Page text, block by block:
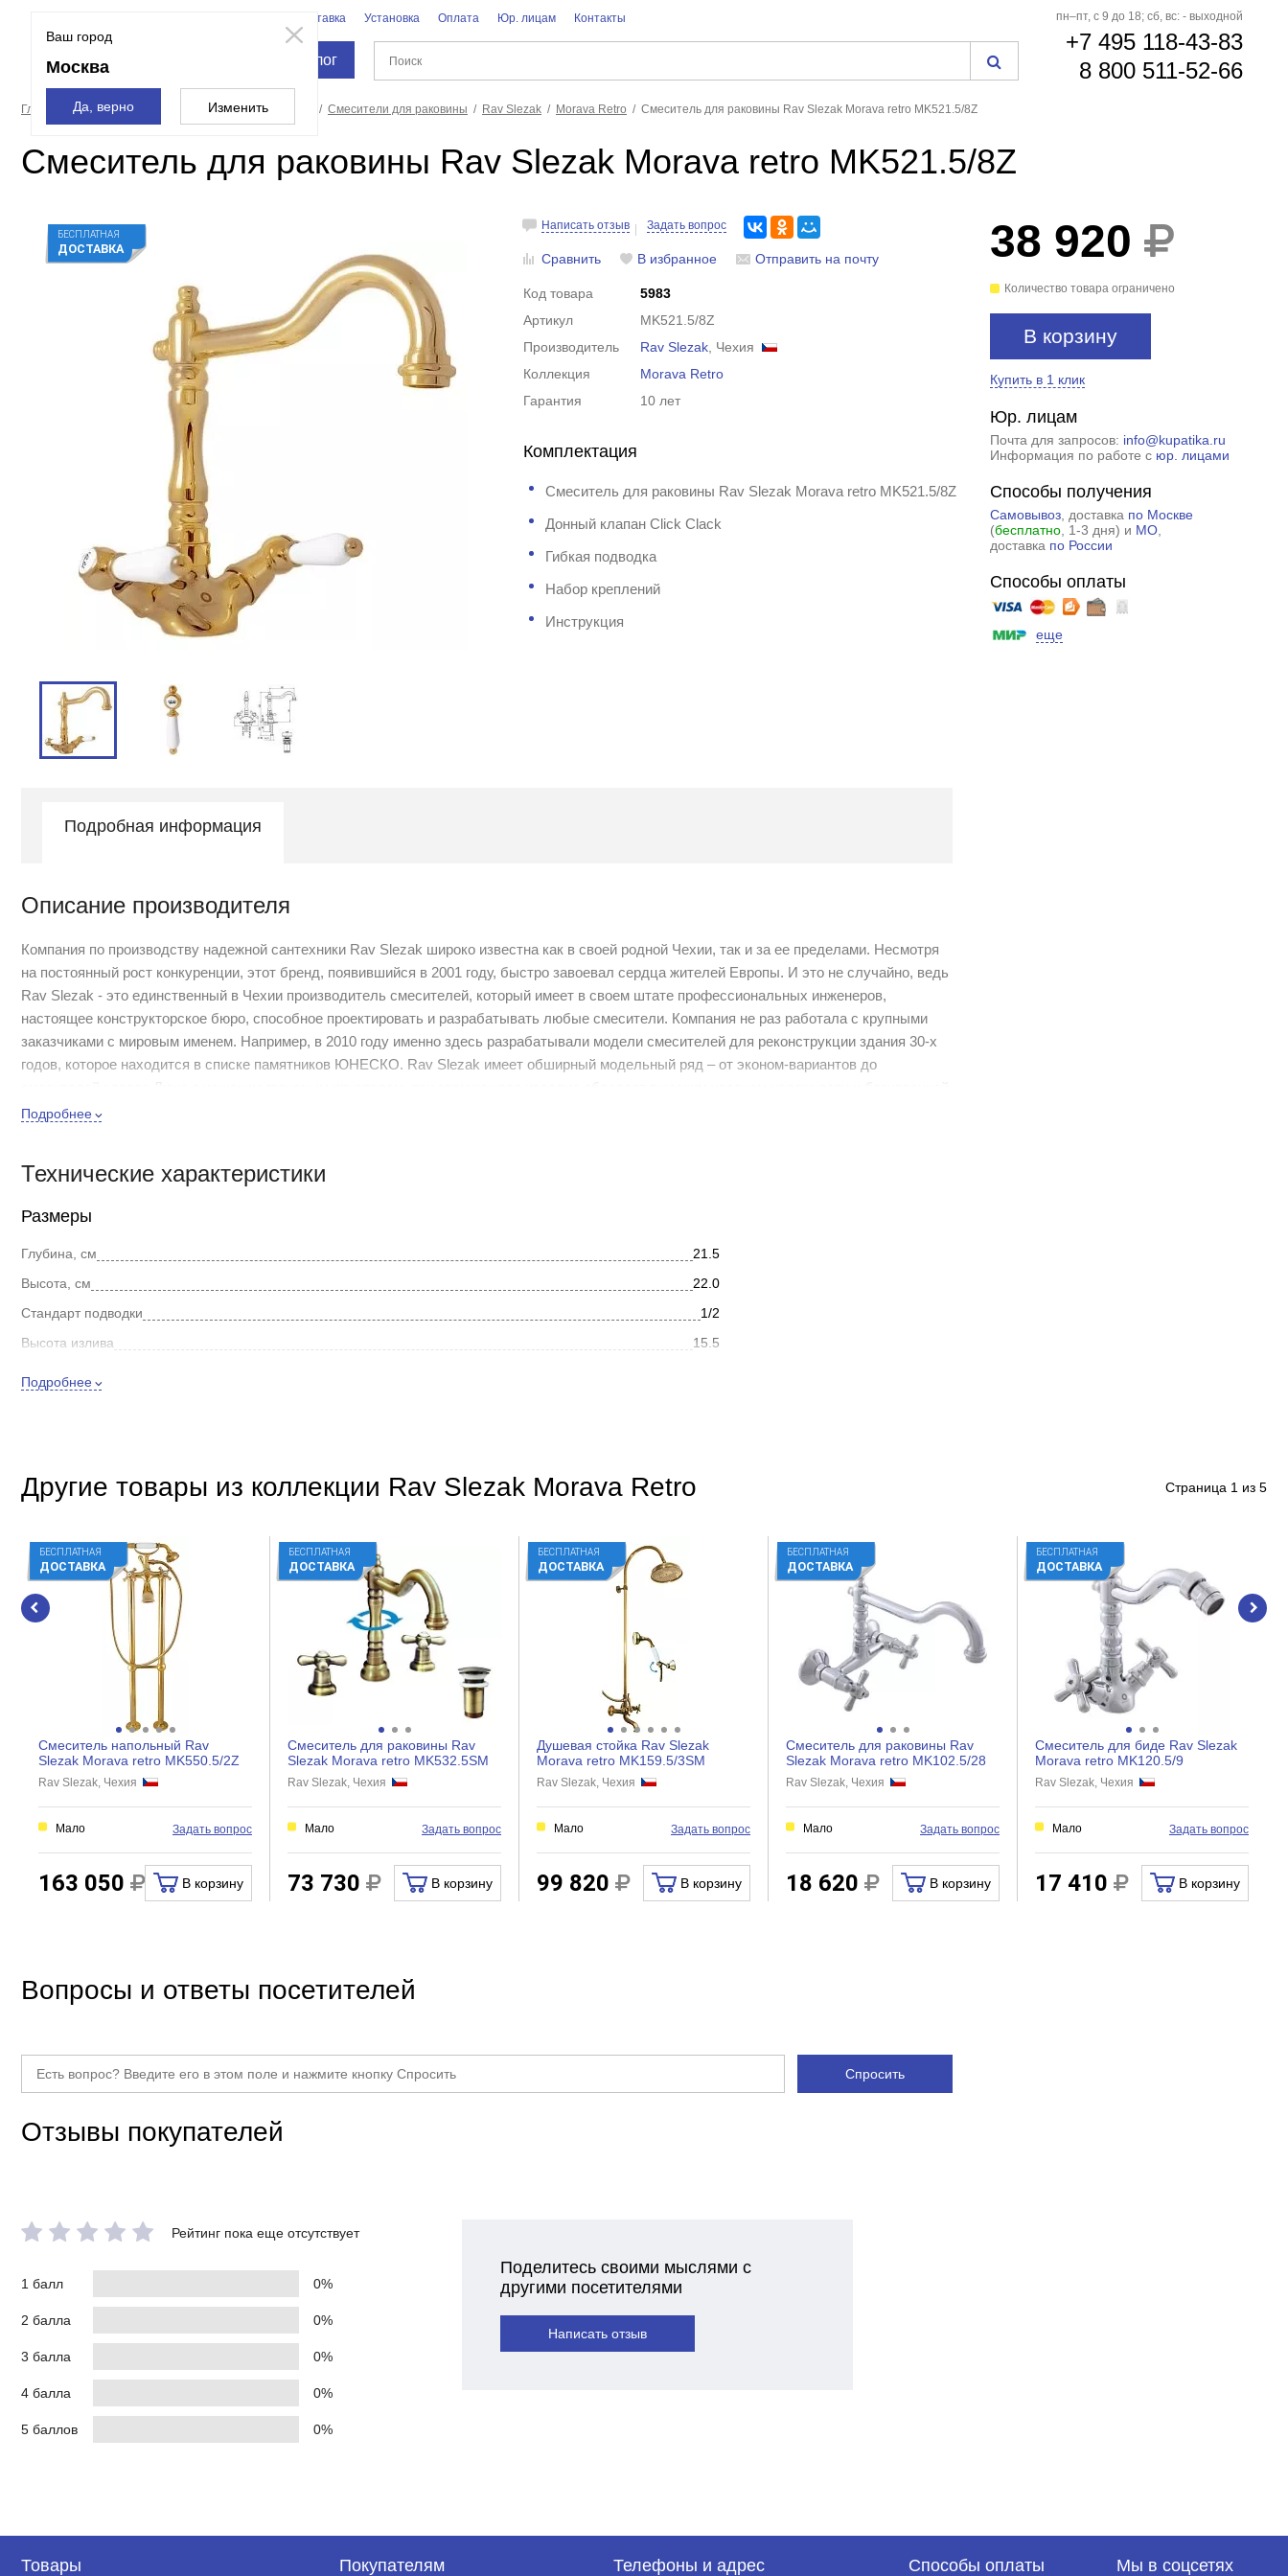
Ваш город
Москва
Да, верно Изменить
Доставка Установка Оплата Юр. лицам Контакты
Каталог
пн–пт, с 9 до 18; сб, вс: - выходной
+7 495 118-43-83
8 800 511-52-66
Главная страница Смесители и души Смесители Смесители для раковины Rav Slezak Morava Retro Смеситель для раковины Rav Slezak Morava retro MK521.5/8Z
Смеситель для раковины Rav Slezak Morava retro MK521.5/8Z
БЕСПЛАТНАЯ
ДОСТАВКА
Написать отзыв Задать вопрос
Сравнить В избранное Отправить на почту
Код товара
5983
Артикул
MK521.5/8Z
Производитель
Rav Slezak , Чехия
Коллекция
Morava Retro
Гарантия
10 лет
Комплектация
Смеситель для раковины Rav Slezak Morava retro MK521.5/8Z
Донный клапан Click Clack
Гибкая подводка
Набор креплений
Инструкция
38 920
Количество товара ограничено
В корзину
Купить в 1 клик
Юр. лицам
Почта для запросов: info@kupatika.ru
Информация по работе с юр. лицами
Способы получения
Самовывоз, доставка по Москве
(бесплатно, 1-3 дня) и МО,
доставка по России
Способы оплаты
еще
Подробная информация
Описание производителя
Компания по производству надежной сантехники Rav Slezak широко известна как в своей родной Чехии, так и за ее пределами. Несмотря
на постоянный рост конкуренции, этот бренд, появившийся в 2001 году, быстро завоевал сердца жителей Европы. И это не случайно, ведь
Rav Slezak - это единственный в Чехии производитель смесителей, который имеет в своем штате профессиональных инженеров,
настоящее конструкторское бюро, способное проектировать и разрабатывать любые смесители. Компания не раз работала с крупными
заказчиками с мировым именем. Например, в 2010 году именно здесь разрабатывали модели смесителей для реконструкции здания 30-х
годов, которое находится в списке памятников ЮНЕСКО. Rav Slezak имеет обширный модельный ряд – от эконом-вариантов до
функциональностью.
воспроизвели величие ушедшей эпохи. Теперь каждый из нас сможет почувствовать атмосферу, царившую в роскошных апартаментах
времен прошлого столетия.
Современный смеситель для раковины Rav Slezak Morava retro MK521.5/8Z c прочным монолитным корпусом. Регулировка температуры и
донный клапан системы Click Clack.
Подробнее
Технические характеристики
Размеры
Глубина, см
21.5
Высота, см
22.0
Стандарт подводки
1/2
Высота излива
15.5
Стиль
Покрытие
Форма
Округлая
Встраиваемый
Особенности
Керамическая кран-букса
Кол-во отверстий для монтажа
Экономия воды
Защита от обратного потока
Нет
Донный клапан
Подробнее
Другие товары из коллекции Rav Slezak Morava Retro Страница 1 из 5
БЕСПЛАТНАЯ
ДОСТАВКА
Смеситель напольный Rav
Slezak Morava retro MK550.5/2Z
Rav Slezak, Чехия
Мало Задать вопрос
163 050 В корзину
БЕСПЛАТНАЯ
ДОСТАВКА
Смеситель для раковины Rav
Slezak Morava retro MK532.5SM
Rav Slezak, Чехия
Мало Задать вопрос
73 730 В корзину
БЕСПЛАТНАЯ
ДОСТАВКА
Душевая стойка Rav Slezak
Morava retro MK159.5/3SM
Rav Slezak, Чехия
Мало Задать вопрос
99 820 В корзину
БЕСПЛАТНАЯ
ДОСТАВКА
Смеситель для раковины Rav
Slezak Morava retro MK102.5/28
Rav Slezak, Чехия
Мало Задать вопрос
18 620 В корзину
БЕСПЛАТНАЯ
ДОСТАВКА
Смеситель для биде Rav Slezak
Morava retro MK120.5/9
Rav Slezak, Чехия
Мало Задать вопрос
17 410 В корзину
Вопросы и ответы посетителей
Спросить
Отзывы покупателей
Рейтинг пока еще отсутствует
1 балл 0%
2 балла 0%
3 балла 0%
4 балла 0%
5 баллов 0%
Поделитесь своими мыслями с
другими посетителями
Написать отзыв
Товары Покупателям Телефоны и адрес Способы оплаты Мы в соцсетях